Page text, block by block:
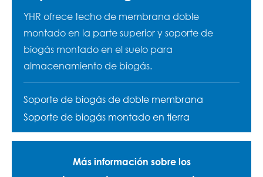
YHR ofrece techo de membrana doble
montado en la parte superior y soporte de
biogás montado en el suelo para
almacenamiento de biogás.
Soporte de biogás de doble membrana
Soporte de biogás montado en tierra
Más información sobre los